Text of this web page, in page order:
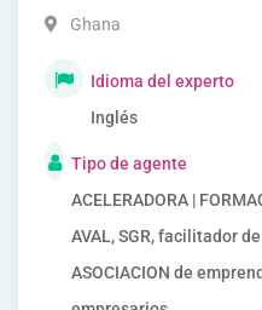
Ghana
Idioma del experto
Inglés
Tipo de agente
ACELERADORA |
AVAL, SGR, facilitador
ASOCIACION de